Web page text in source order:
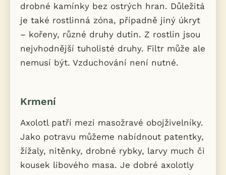
drobné kamínky bez ostrých hran. Důležitá
je také rostlinná zóna, případně jiný úkryt
– kořeny, různé druhy dutin. Z rostlin jsou
nejvhodnější tuholisté druhy. Filtr může ale
nemusí být. Vzduchování není nutné.
Krmení
Axolotl patří mezi masožravé obojživelníky.
Jako potravu můžeme nabídnout patentky,
žížaly, nitěnky, drobné rybky, larvy much či
kousek libového masa. Je dobré axolotly